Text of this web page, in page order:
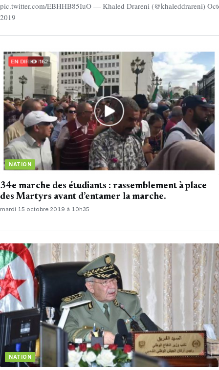
pic.twitter.com/EBHHB85IuO — Khaled Drareni (@khaleddrareni)
2019
NATION
34e marche des étudiants : rassemblement à place
des Martyrs avant d’entamer la marche.
mardi 15 octobre 2019 à 10h35
NATION